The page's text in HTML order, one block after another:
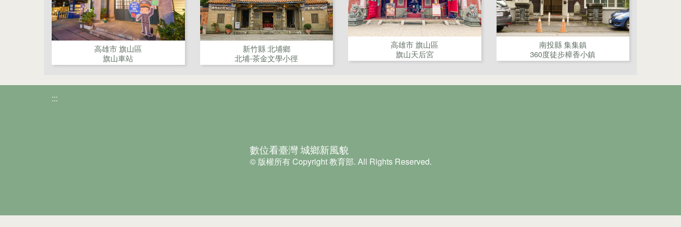
高雄市 旗山區
旗山車站
新竹縣 北埔鄉
北埔-茶金文學小徑
高雄市 旗山區
旗山天后宮
南投縣 集集鎮
360度徒步樟香小鎮
:::
數位看臺灣 城鄉新風貌
© 版權所有 Copyright 教育部. All Rights Reserved.